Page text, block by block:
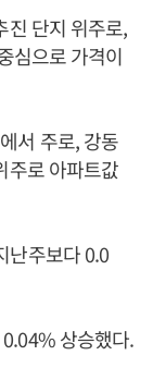
진 단지 위주로,
심으로 가격이
서 주로, 강동
주로 아파트값
난주보다 0.0
상승했다.